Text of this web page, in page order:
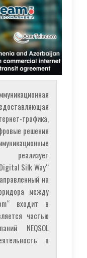
трафика,
решения
Silk Way“
на
между
входит в
частью
NEQSOL
в